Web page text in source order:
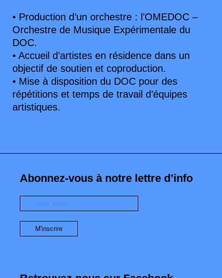
• Production d’un orchestre : l’OMEDOC –
Orchestre de Musique Expérimentale du
DOC.
• Accueil d’artistes en résidence dans un
objectif de soutien et coproduction.
• Mise à disposition du DOC pour des
répétitions et temps de travail d’équipes
artistiques.
Abonnez-vous à notre lettre d’info